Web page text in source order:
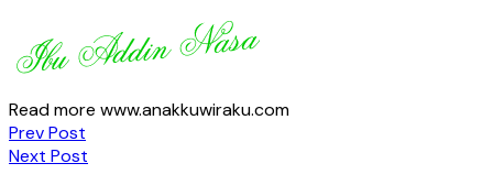
Read more www.anakkuwiraku.com
Post
navigation
Prev Post
Next Post